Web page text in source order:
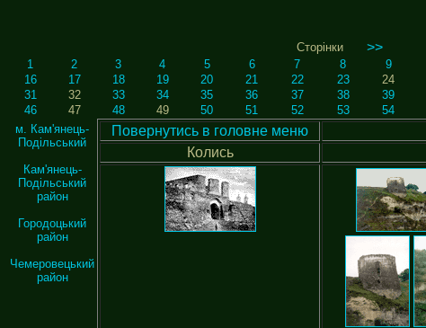
Сторінки >>
1 2 3 4 5 6 7 8 9
16
17 18 19 20 21 22 23 24
31
32 33 34 35 36 37 38 39
46
47 48 49 50 51 52 53 54
м. Кам'янець-
Подільський
Кам'янець-
Подільський
район
Городоцький
район
Чемеровецький
район
Повернутись в головне меню
Колись